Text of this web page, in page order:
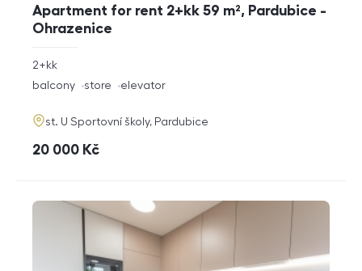
Apartment for rent 2+kk 59 m², Pardubice -
Ohrazenice
rozměry
disposition
2+kk
funkce
balcony store elevator
adresa
st. U Sportovní školy, Pardubice
cena
20 000 Kč